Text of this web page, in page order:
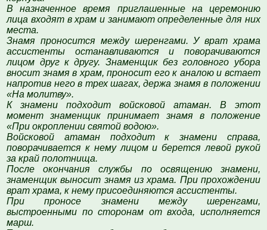
В назначенное время приглашенные на церемонию
лица входят в храм и занимают определенные для них
места.
Знамя проносится между шеренгами. У врат храма
ассистенты останавливаются и поворачиваются
лицом друг к другу. Знаменщик без головного убора
вносит знамя в храм, проносит его к аналою и встает
напротив него в трех шагах, держа знамя в положении
«На молитву».
К знамени подходит войсковой атаман. В этот
момент знаменщик принимает знамя в положение
«При окроплении святой водою».
Войсковой атаман подходит к знамени справа,
поворачивается к нему лицом и берется левой рукой
за край полотнища.
После окончания службы по освящению знамени,
знаменщик выносит знамя из храма. При прохождении
врат храма, к нему присоединяются ассистенты.
При проносе знамени между шеренгами,
выстроенными по сторонам от входа, исполняется
марш.